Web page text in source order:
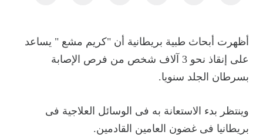
أظهرت أبحاث طبية بريطانية أن "كريم مشع " يساعد
على إنقاذ نحو 3 آلاف شخص من فرص الإصابة
بسرطان الجلد سنويا.
وينتظر بدء الاستعانة به فى الوسائل العلاجية فى
بريطانيا فى غضون العامين القادمين.